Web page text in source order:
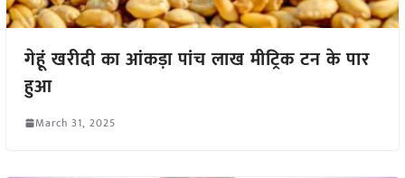
गेहूं खरीदी का आंकड़ा पांच लाख मीट्रिक टन के पार
हुआ
March 31, 2025